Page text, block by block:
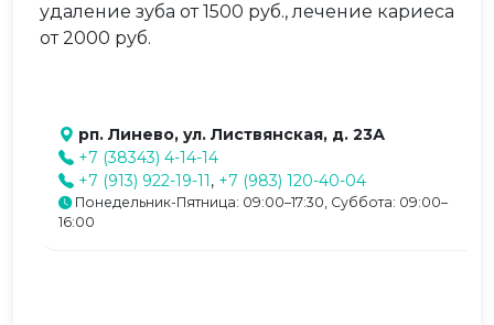
удаление зуба от 1500 руб., лечение кариеса
от 2000 руб.
рп. Линево, ул. Листвянская, д. 23А
+7 (38343) 4-14-14
+7 (913) 922-19-11, +7 (983) 120-40-04
Понедельник-Пятница: 09:00–17:30, Суббота: 09:00–
16:00